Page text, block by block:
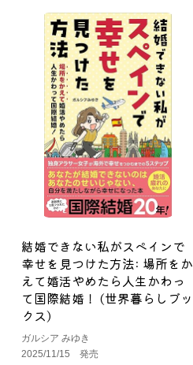
結婚できない私がスペインで
幸せを見つけた方法: 場所をか
えて婚活やめたら人生かわっ
て国際結婚！ (世界暮らしブッ
クス)
ガルシア みゆき
2025/11/15 発売